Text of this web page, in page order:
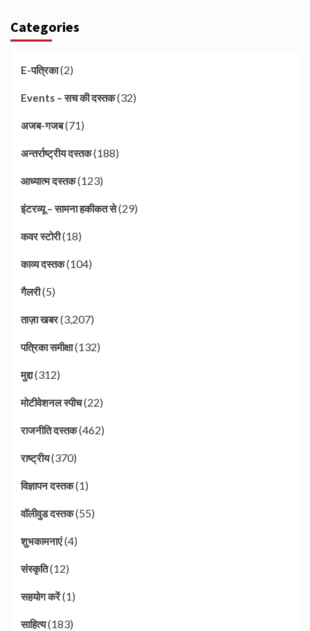
Categories
E-पत्रिका(2)
Events – सच की दस्तक(32)
अजब-गजब(71)
अन्तर्राष्ट्रीय दस्तक(188)
आध्यात्म दस्तक(123)
इंटरव्यू – सामना हकीकत से(29)
कवर स्टोरी(18)
काव्य दस्तक(104)
गैलरी(5)
ताज़ा खबर(3,207)
पत्रिका समीक्षा(132)
मुद्दा(312)
मोटीवेशनल स्पीच(22)
राजनीति दस्तक(462)
राष्ट्रीय(370)
विज्ञापन दस्तक(1)
वॉलीवुड दस्तक(55)
शुभकामनाएं(4)
संस्कृति(12)
सहयोग करें(1)
साहित्य(183)